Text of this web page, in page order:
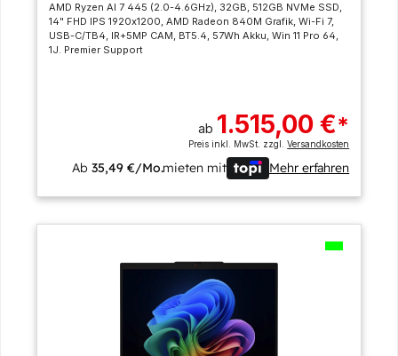
AMD Ryzen AI 7 445 (2.0-4.6GHz), 32GB, 512GB NVMe SSD,
14" FHD IPS 1920x1200, AMD Radeon 840M Grafik, Wi-Fi 7,
USB-C/TB4, IR+5MP CAM, BT5.4, 57Wh Akku, Win 11 Pro 64,
1J. Premier Support
ab 1.515,00 €*
Preis inkl. MwSt. zzgl.Versandkosten
Ab35,49 €/Mo.mieten mit Mehr erfahren